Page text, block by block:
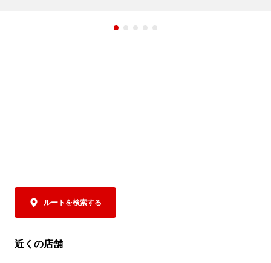
トッピングには、ピリ辛のフレッシュトマ
そして極めつけは、〆の専用追い飯！
お好みにあわせてカスタマイズしたスープ
に、この商品限定の専用追い飯を入れて、
トマトの旨み、辛さ、チーズのコクが一体
となった、締めまで楽しめる一杯です。
かりと感じら
ルートを検索する
近くの店舗